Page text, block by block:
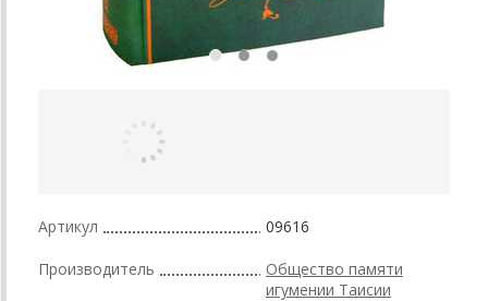
Артикул 09616
Производитель
Общество памяти
игумении Таисии